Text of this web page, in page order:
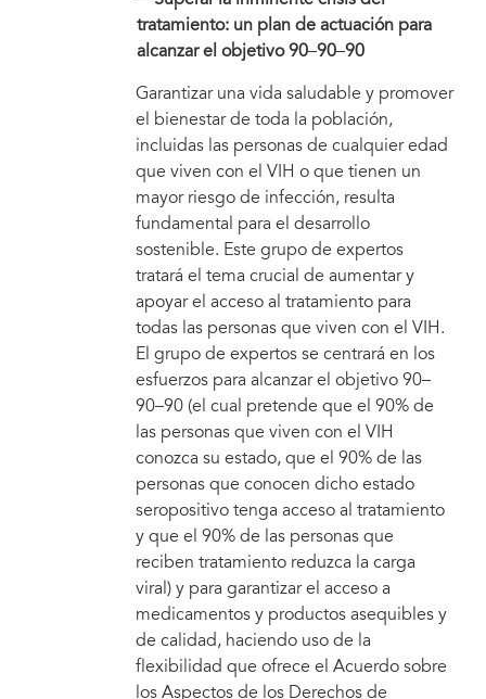
tratamiento: un plan de actuación para
alcanzar el objetivo 90–90–90
Garantizar una vida saludable y promover
el bienestar de toda la población,
incluidas las personas de cualquier edad
que viven con el VIH o que tienen un
mayor riesgo de infección, resulta
fundamental para el desarrollo
sostenible. Este grupo de expertos
tratará el tema crucial de aumentar y
apoyar el acceso al tratamiento para
todas las personas que viven con el VIH.
El grupo de expertos se centrará en los
esfuerzos para alcanzar el objetivo 90–
90–90 (el cual pretende que el 90% de
las personas que viven con el VIH
conozca su estado, que el 90% de las
personas que conocen dicho estado
seropositivo tenga acceso al tratamiento
y que el 90% de las personas que
reciben tratamiento reduzca la carga
viral) y para garantizar el acceso a
medicamentos y productos asequibles y
de calidad, haciendo uso de la
flexibilidad que ofrece el Acuerdo sobre
los Aspectos de los Derechos de